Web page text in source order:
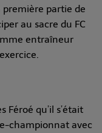
première partie de
au sacre du FC
entraîneur
Féroé qu’il s’était
championnat avec